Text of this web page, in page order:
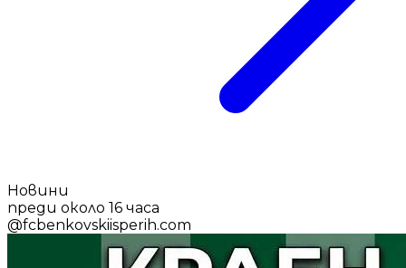
Новини
преди около 16 часа
@fcbenkovskiisperih.com